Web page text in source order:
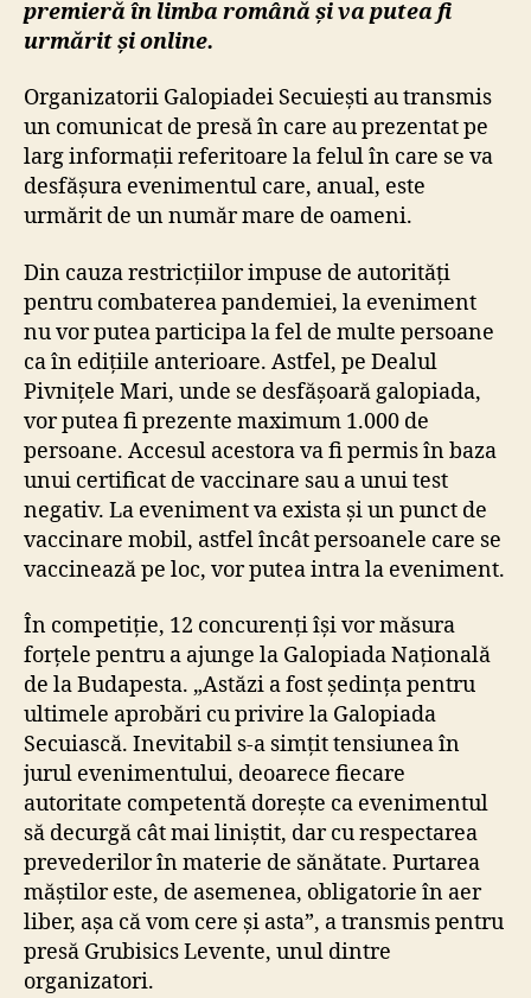
premieră în limba română și va putea fi
urmărit și online.
Organizatorii Galopiadei Secuiești au transmis
un comunicat de presă în care au prezentat pe
larg informații referitoare la felul în care se va
desfășura evenimentul care, anual, este
urmărit de un număr mare de oameni.
Din cauza restricțiilor impuse de autorități
pentru combaterea pandemiei, la eveniment
nu vor putea participa la fel de multe persoane
ca în edițiile anterioare. Astfel, pe Dealul
Pivnițele Mari, unde se desfășoară galopiada,
vor putea fi prezente maximum 1.000 de
persoane. Accesul acestora va fi permis în baza
unui certificat de vaccinare sau a unui test
negativ. La eveniment va exista și un punct de
vaccinare mobil, astfel încât persoanele care se
vaccinează pe loc, vor putea intra la eveniment.
În competiție, 12 concurenți își vor măsura
forțele pentru a ajunge la Galopiada Națională
de la Budapesta. „Astăzi a fost ședința pentru
ultimele aprobări cu privire la Galopiada
Secuiască. Inevitabil s-a simțit tensiunea în
jurul evenimentului, deoarece fiecare
autoritate competentă dorește ca evenimentul
să decurgă cât mai liniștit, dar cu respectarea
prevederilor în materie de sănătate. Purtarea
măștilor este, de asemenea, obligatorie în aer
liber, așa că vom cere și asta”, a transmis pentru
presă Grubisics Levente, unul dintre
organizatori.